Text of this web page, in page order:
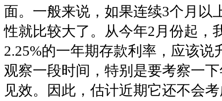
面。一般来说，如果连续3个月以
性就比较大了。从今年2月份起，
2.25%的一年期存款利率，应该
观察一段时间，特别是要考察一
见效。因此，估计近期它还不会